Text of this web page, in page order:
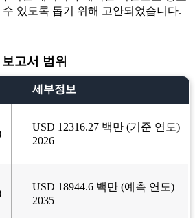
있도록 돕기 위해 고안되었습니다.
고서 범위
세부정보
USD 12316.27 백만 (기준 연도)
2026
USD 18944.6 백만 (예측 연도)
2035